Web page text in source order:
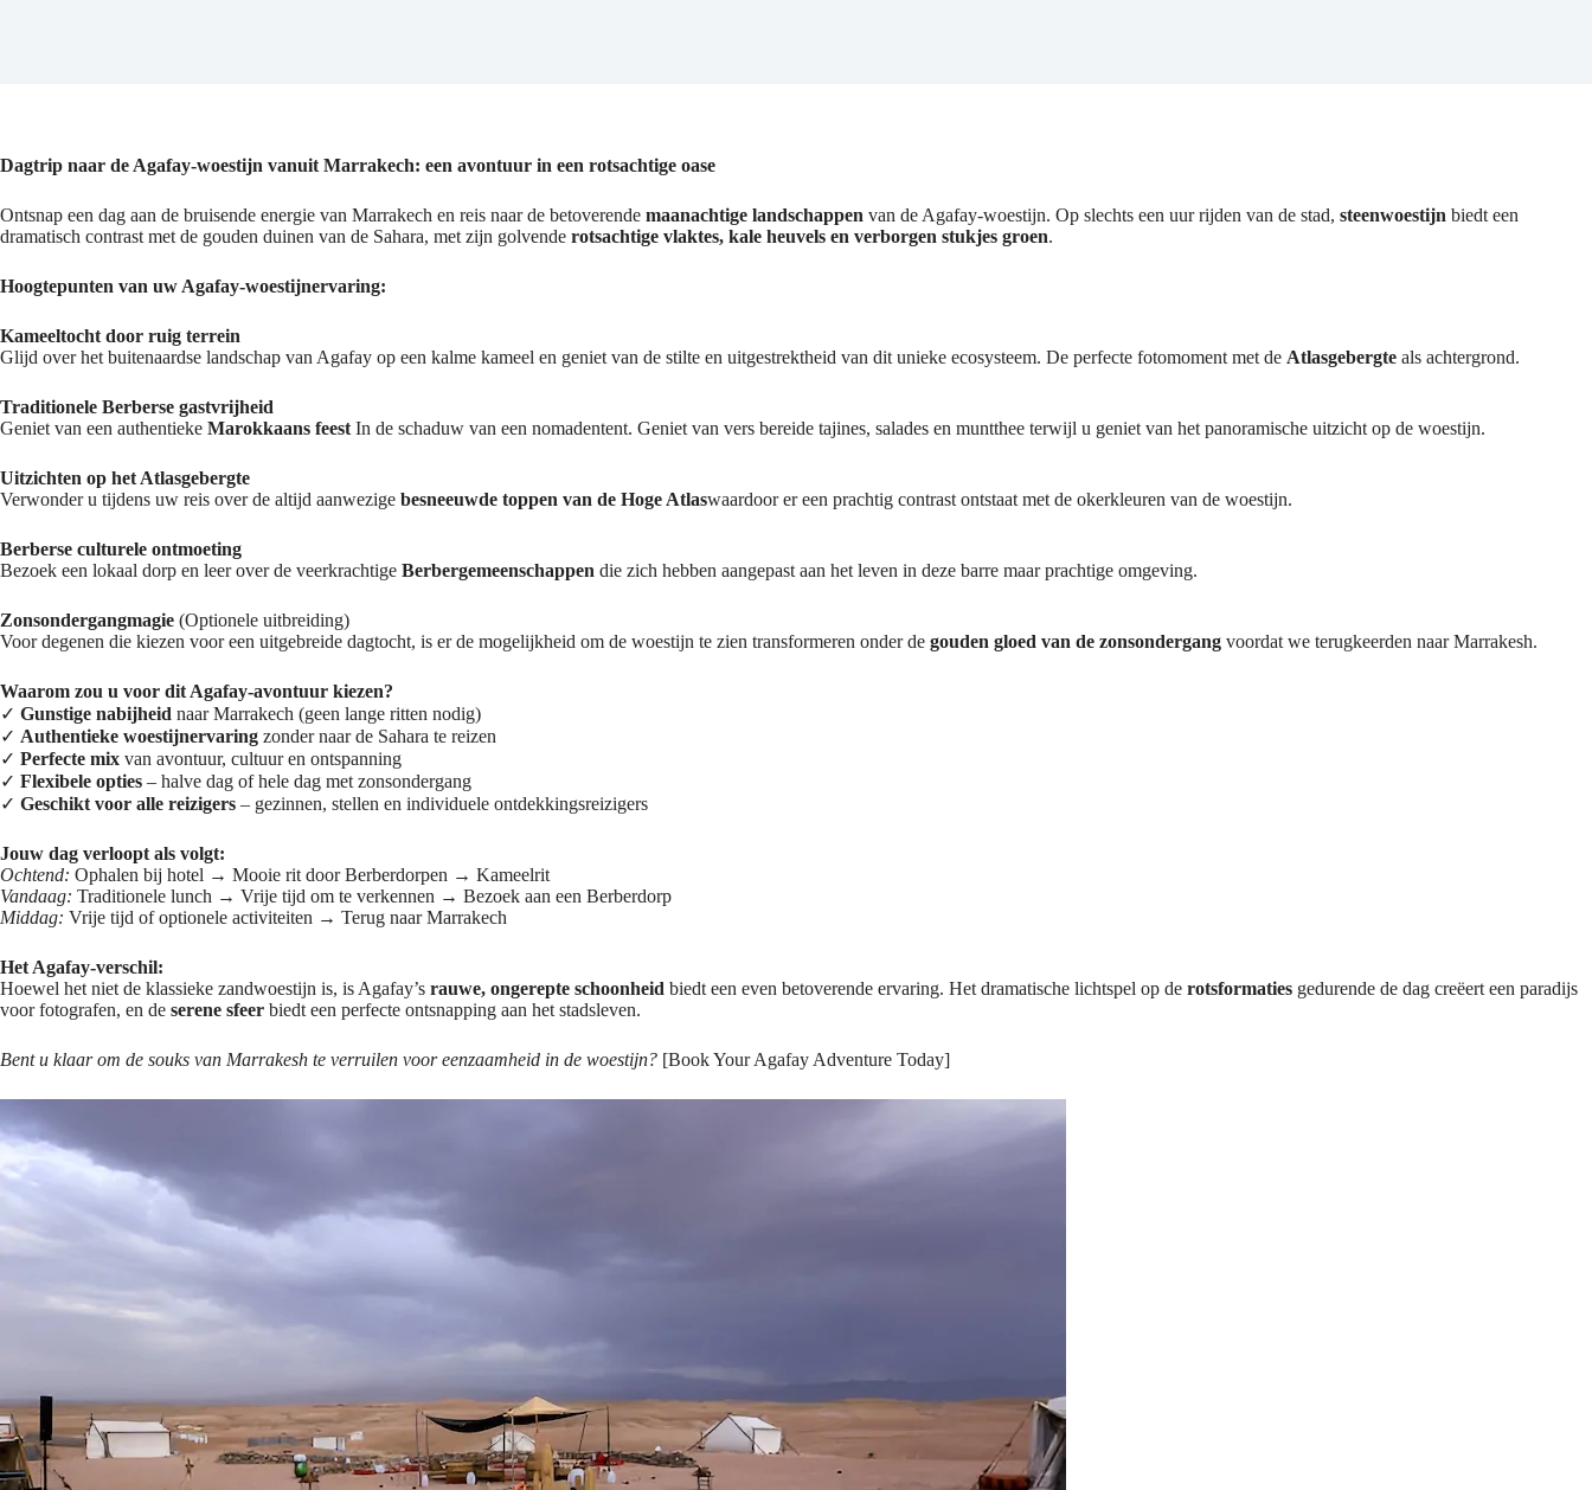
Dagtrip naar de Agafay-woestijn vanuit Marrakech: een avontuur in een rotsachtige oase
Ontsnap een dag aan de bruisende energie van Marrakech en reis naar de betoverende maanachtige landschappen van de Agafay-woestijn. Op slechts een uur rijden van de stad, steenwoestijn biedt een
dramatisch contrast met de gouden duinen van de Sahara, met zijn golvende rotsachtige vlaktes, kale heuvels en verborgen stukjes groen.
Hoogtepunten van uw Agafay-woestijnervaring:
Kameeltocht door ruig terrein
Glijd over het buitenaardse landschap van Agafay op een kalme kameel en geniet van de stilte en uitgestrektheid van dit unieke ecosysteem. De perfecte fotomoment met de Atlasgebergte als achtergrond.
Traditionele Berberse gastvrijheid
Geniet van een authentieke Marokkaans feest In de schaduw van een nomadentent. Geniet van vers bereide tajines, salades en muntthee terwijl u geniet van het panoramische uitzicht op de woestijn.
Uitzichten op het Atlasgebergte
Verwonder u tijdens uw reis over de altijd aanwezige besneeuwde toppen van de Hoge Atlaswaardoor er een prachtig contrast ontstaat met de okerkleuren van de woestijn.
Berberse culturele ontmoeting
Bezoek een lokaal dorp en leer over de veerkrachtige Berbergemeenschappen die zich hebben aangepast aan het leven in deze barre maar prachtige omgeving.
Zonsondergangmagie (Optionele uitbreiding)
Voor degenen die kiezen voor een uitgebreide dagtocht, is er de mogelijkheid om de woestijn te zien transformeren onder de gouden gloed van de zonsondergang voordat we terugkeerden naar Marrakesh.
Waarom zou u voor dit Agafay-avontuur kiezen?
✓ Gunstige nabijheid naar Marrakech (geen lange ritten nodig)
✓ Authentieke woestijnervaring zonder naar de Sahara te reizen
✓ Perfecte mix van avontuur, cultuur en ontspanning
✓ Flexibele opties – halve dag of hele dag met zonsondergang
✓ Geschikt voor alle reizigers – gezinnen, stellen en individuele ontdekkingsreizigers
Jouw dag verloopt als volgt:
Ochtend: Ophalen bij hotel → Mooie rit door Berberdorpen → Kameelrit
Vandaag: Traditionele lunch → Vrije tijd om te verkennen → Bezoek aan een Berberdorp
Middag: Vrije tijd of optionele activiteiten → Terug naar Marrakech
Het Agafay-verschil:
Hoewel het niet de klassieke zandwoestijn is, is Agafay’s rauwe, ongerepte schoonheid biedt een even betoverende ervaring. Het dramatische lichtspel op de rotsformaties gedurende de dag creëert een paradijs
voor fotografen, en de serene sfeer biedt een perfecte ontsnapping aan het stadsleven.
Bent u klaar om de souks van Marrakesh te verruilen voor eenzaamheid in de woestijn? [Book Your Agafay Adventure Today]